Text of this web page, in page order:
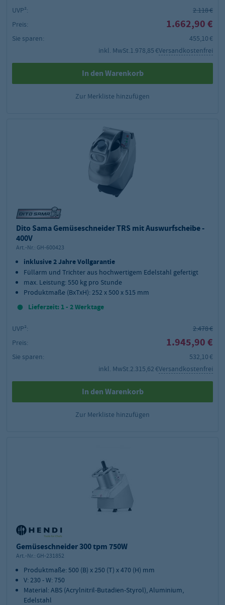
UVP²:
2.118 €
Preis:
1.662,90 €
Sie sparen:
455,10 €
inkl. MwSt.1.978,85 €Versandkostenfrei
In den Warenkorb
Zur Merkliste hinzufügen
Dito Sama Gemüseschneider TRS mit Auswurfscheibe -
400V
Art.-Nr.: GH-600423
inklusive 2 Jahre Vollgarantie
Füllarm und Trichter aus hochwertigem Edelstahl gefertigt
max. Leistung: 550 kg pro Stunde
Produktmaße (BxTxH): 252 x 500 x 515 mm
Lieferzeit: 1 - 2 Werktage
UVP²:
2.478 €
Preis:
1.945,90 €
Sie sparen:
532,10 €
inkl. MwSt.2.315,62 €Versandkostenfrei
In den Warenkorb
Zur Merkliste hinzufügen
Gemüseschneider 300 tpm 750W
Art.-Nr.: GH-231852
Produktmaße: 500 (B) x 250 (T) x 470 (H) mm
V: 230 - W: 750
Material: ABS (Acrylnitril-Butadien-Styrol), Aluminium,
Edelstahl